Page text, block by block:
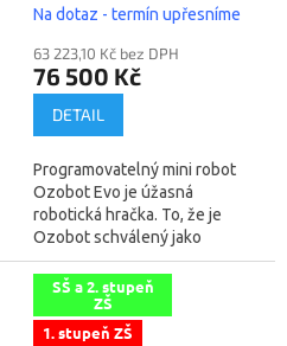
Na dotaz - termín upřesníme
63 223,10 Kč bez DPH
76 500 Kč
DETAIL
Programovatelný mini robot
Ozobot Evo je úžasná
robotická hračka. To, že je
Ozobot schválený jako
pomůcka pro výuku
informatiky, z něj rozhodně
nedělá nezáživnou
technickou...
SŠ a 2. stupeň
ZŠ
1. stupeň ZŠ